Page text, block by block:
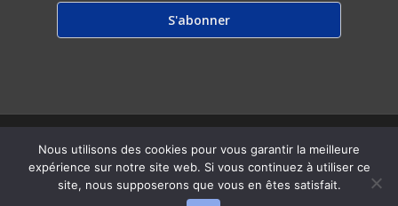
© 2026 Inter Ligere.
twitterfacebook
linkedinyoutubeRSS email
Nous utilisons des cookies pour vous garantir la meilleure
expérience sur notre site web. Si vous continuez à utiliser ce
site, nous supposerons que vous en êtes satisfait.